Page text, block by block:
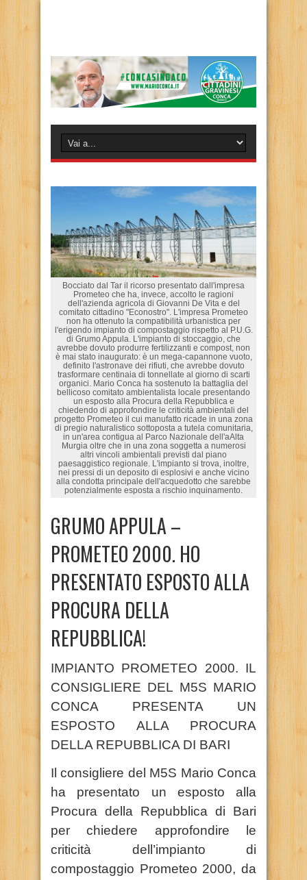
Bocciato dal Tar il ricorso presentato dall'impresa
Prometeo che ha, invece, accolto le ragioni
dell'azienda agricola di Giovanni De Vita e del
comitato cittadino "Econostro". L'impresa Prometeo
non ha ottenuto la compatibilità urbanistica per
l'erigendo impianto di compostaggio rispetto al P.U.G.
di Grumo Appula. L'impianto di stoccaggio, che
avrebbe dovuto produrre fertilizzanti e compost, non
è mai stato inaugurato: è un mega-capannone vuoto,
definito l'astronave dei rifiuti, che avrebbe dovuto
trasformare centinaia di tonnellate al giorno di scarti
organici. Mario Conca ha sostenuto la battaglia del
bellicoso comitato ambientalista locale presentando
un esposto alla Procura della Repubblica e
chiedendo di approfondire le criticità ambientali del
progetto Prometeo il cui manufatto ricade in una zona
di pregio naturalistico sottoposta a tutela comunitaria,
in un'area contigua al Parco Nazionale dell'aAlta
Murgia oltre che in una zona soggetta a numerosi
altri vincoli ambientali previsti dal piano
paesaggistico regionale. L'impianto si trova, inoltre,
nei pressi di un deposito di esplosivi e anche vicino
alla condotta principale dell'acquedotto che sarebbe
potenzialmente esposta a rischio inquinamento.
GRUMO APPULA –
PROMETEO 2000. HO
PRESENTATO ESPOSTO ALLA
PROCURA DELLA
REPUBBLICA!
IMPIANTO PROMETEO 2000. IL
CONSIGLIERE DEL M5S MARIO
CONCA PRESENTA UN
ESPOSTO ALLA PROCURA
DELLA REPUBBLICA DI BARI
Il consigliere del M5S Mario Conca
ha presentato un esposto alla
Procura della Repubblica di Bari
per chiedere approfondire le
criticità dell’impianto di
compostaggio Prometeo 2000, da